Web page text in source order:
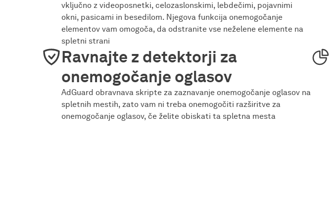
vključno z videoposnetki, celozaslonskimi, lebdečimi, pojavnimi
okni, pasicami in besedilom. Njegova funkcija onemogočanje
elementov vam omogoča, da odstranite vse neželene elemente na
spletni strani
Ravnajte z detektorji za
onemogočanje oglasov
AdGuard obravnava skripte za zaznavanje onemogočanje oglasov na
spletnih mestih, zato vam ni treba onemogočiti razširitve za
onemogočanje oglasov, če želite obiskati ta spletna mesta